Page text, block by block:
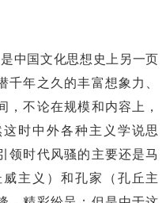
中国文化思想史上另一页
年之久的丰富想象力、
不论在规模和内容上，
时中外各种主义学说思
领时代风骚的主要还是马
主义）和孔家（孔丘主